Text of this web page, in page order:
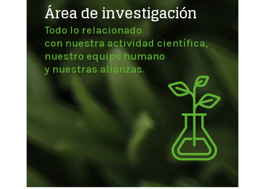
Área de investigación
Todo lo relacionado
con nuestra actividad científica,
nuestro equipo humano
y nuestras alianzas.